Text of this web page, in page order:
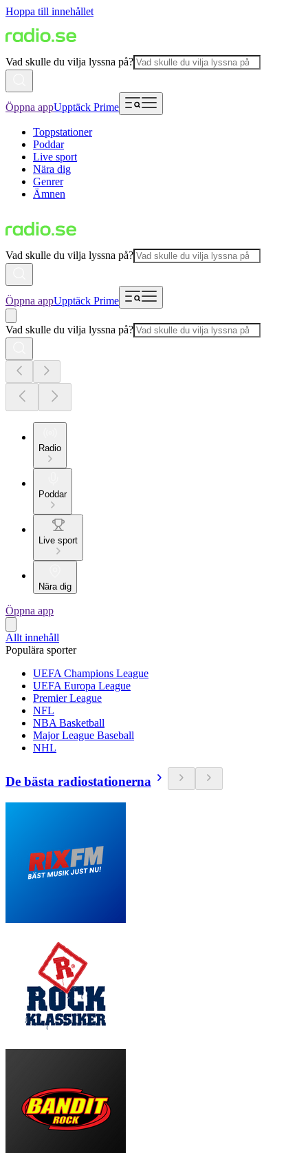
Hoppa till innehållet
Vad skulle du vilja lyssna på?
Öppna appUpptäck Prime
Toppstationer
Poddar
Live sport
Nära dig
Genrer
Ämnen
Vad skulle du vilja lyssna på?
Öppna appUpptäck Prime
Vad skulle du vilja lyssna på?
Radio
Poddar
Live sport
Nära dig
Öppna app
Allt innehåll
Populära sporter
UEFA Champions League
UEFA Europa League
Premier League
NFL
NBA Basketball
Major League Baseball
NHL
De bästa radiostationerna